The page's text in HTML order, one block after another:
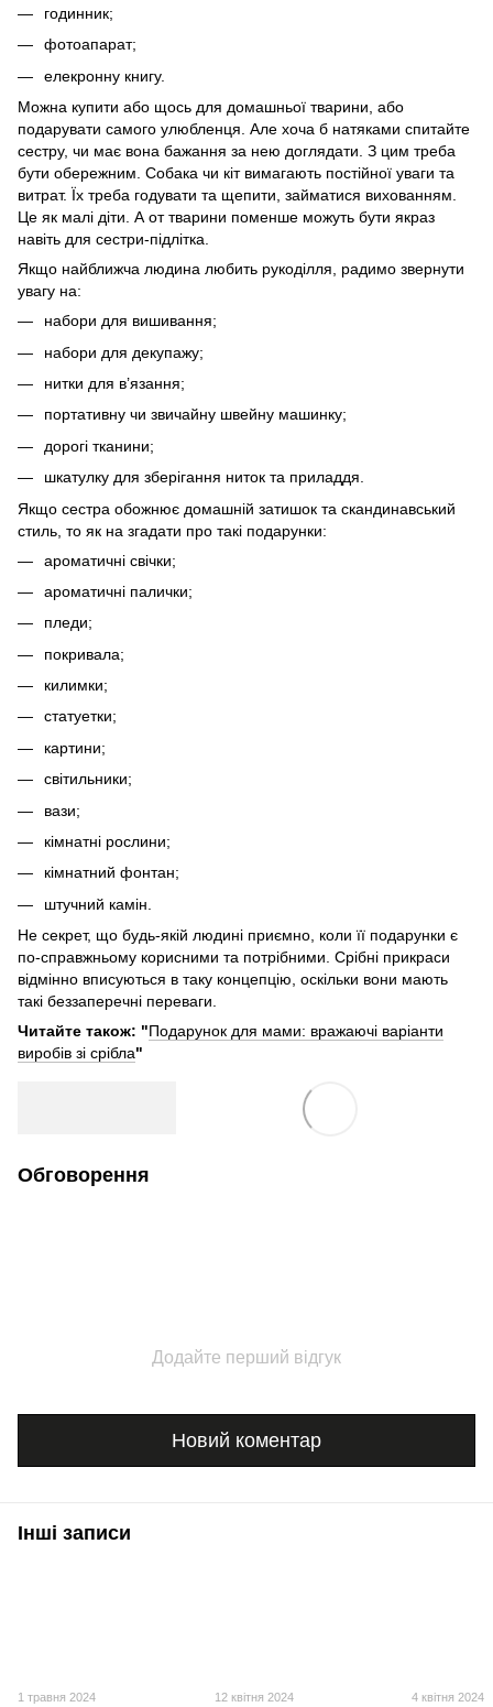
годинник;
фотоапарат;
елекронну книгу.
Можна купити або щось для домашньої тварини, або
подарувати самого улюбленця. Але хоча б натяками спитайте
сестру, чи має вона бажання за нею доглядати. З цим треба
бути обережним. Собака чи кіт вимагають постійної уваги та
витрат. Їх треба годувати та щепити, займатися вихованням.
Це як малі діти. А от тварини поменше можуть бути якраз
навіть для сестри-підлітка.
Якщо найближча людина любить рукоділля, радимо звернути
увагу на:
набори для вишивання;
набори для декупажу;
нитки для в’язання;
портативну чи звичайну швейну машинку;
дорогі тканини;
шкатулку для зберігання ниток та приладдя.
Якщо сестра обожнює домашній затишок та скандинавський
стиль, то як на згадати про такі подарунки:
ароматичні свічки;
ароматичні палички;
пледи;
покривала;
килимки;
статуетки;
картини;
світильники;
вази;
кімнатні рослини;
кімнатний фонтан;
штучний камін.
Не секрет, що будь-якій людині приємно, коли її подарунки є
по-справжньому корисними та потрібними. Срібні прикраси
відмінно вписуються в таку концепцію, оскільки вони мають
такі беззаперечні переваги.
Читайте також: "Подарунок для мами: вражаючі варіанти
виробів зі срібла"
Обговорення
Додайте перший відгук
Новий коментар
Інші записи
1 травня 2024 12 квітня 2024 4 квітня 2024